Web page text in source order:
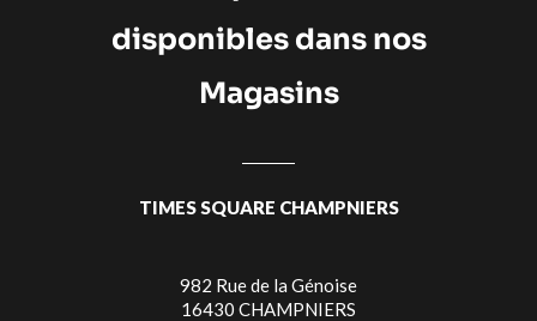
disponibles dans nos
Magasins
TIMES SQUARE CHAMPNIERS
982 Rue de la Génoise
16430 CHAMPNIERS